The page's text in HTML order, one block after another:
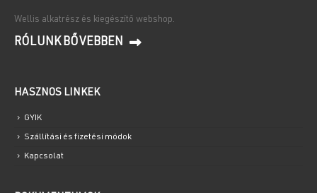
Wellis alkatrész és kiegészítő webshop.
RÓLUNK BŐVEBBEN
HASZNOS LINKEK
GYIK
Szállítási és fizetési módok
Kapcsolat